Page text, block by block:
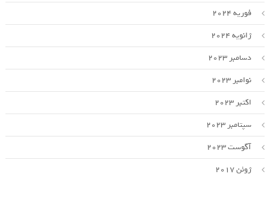
فوریه 2024
ژانویه 2024
دسامبر 2023
نوامبر 2023
اکتبر 2023
سپتامبر 2023
آگوست 2023
ژوئن 2017